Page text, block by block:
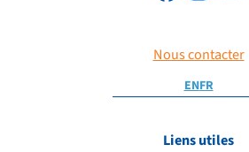
Nous contacter
ENFR
Liens utiles